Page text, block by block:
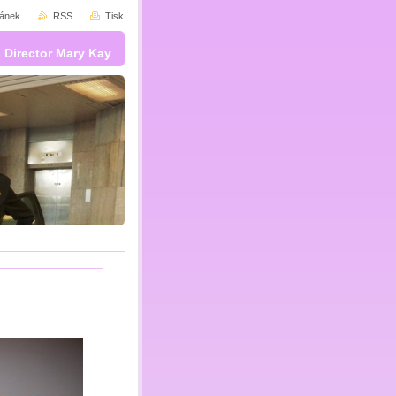
Director Mary Kay
RSS Tisk